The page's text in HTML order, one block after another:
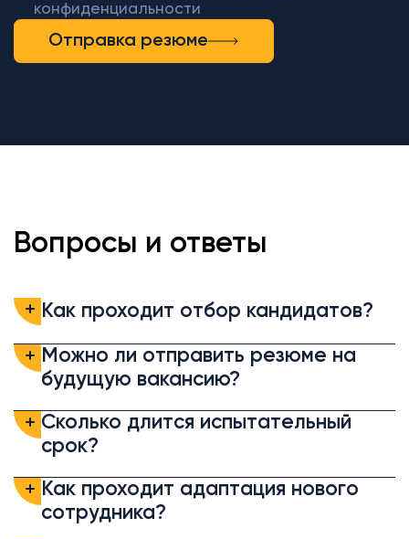
конфиденциальности
Отправка резюме
Вопросы и ответы
Как проходит отбор кандидатов?
Можно ли отправить резюме на
будущую вакансию?
Сколько длится испытательный
срок?
Как проходит адаптация нового
сотрудника?